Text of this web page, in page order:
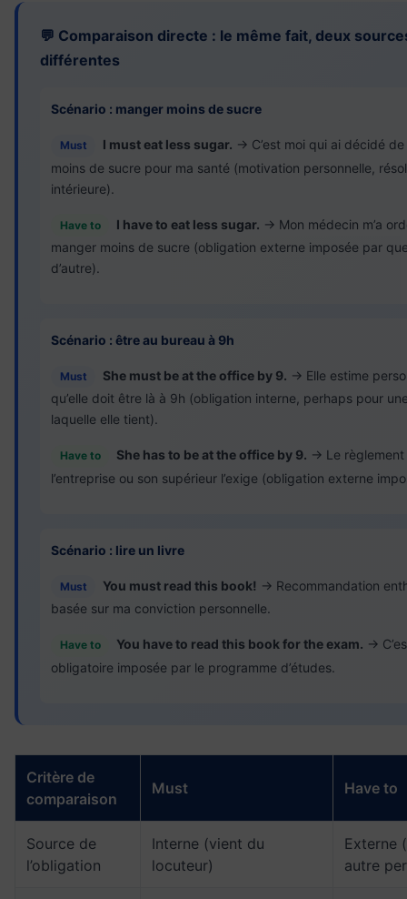
💬 Comparaison directe : le même fait, deux
différentes
Scénario : manger moins de sucre
Must I must eat less sugar. → C’est moi qui ai décidé
moins de sucre pour ma santé (motivation personnelle,
intérieure).
Have to I have to eat less sugar. → Mon médecin m’a
manger moins de sucre (obligation externe imposée par
d’autre).
Scénario : être au bureau à 9h
Must She must be at the office by 9. → Elle estime
qu’elle doit être là à 9h (obligation interne, perhaps pour
laquelle elle tient).
Have to She has to be at the office by 9. → Le
l’entreprise ou son supérieur l’exige (obligation externe
Scénario : lire un livre
Must You must read this book! → Recommandation
basée sur ma conviction personnelle.
Have to You have to read this book for the exam. →
obligatoire imposée par le programme d’études.
Critère de
comparaison
Must Have to
Source de
l’obligation
Interne (vient du
locuteur)
Externe
autre